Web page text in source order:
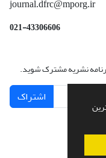
journal.dfrc@mporg.ir
021-43306606
نشریه مشترک شوید.
اشتراک